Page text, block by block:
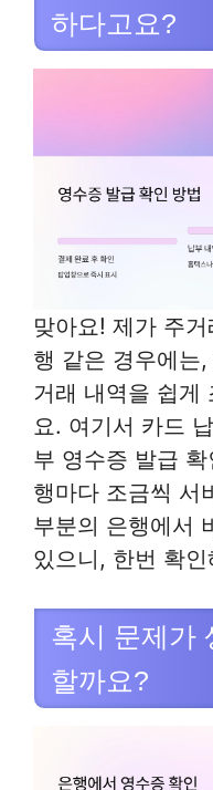
하다고요?
맞아요! 제가 주
행 같은 경우에는
거래 내역을 쉽게
요. 여기서 카드
부 영수증 발급
행마다 조금씩 서
부분의 은행에서
있으니, 한번 확
혹시 문제가
할까요?